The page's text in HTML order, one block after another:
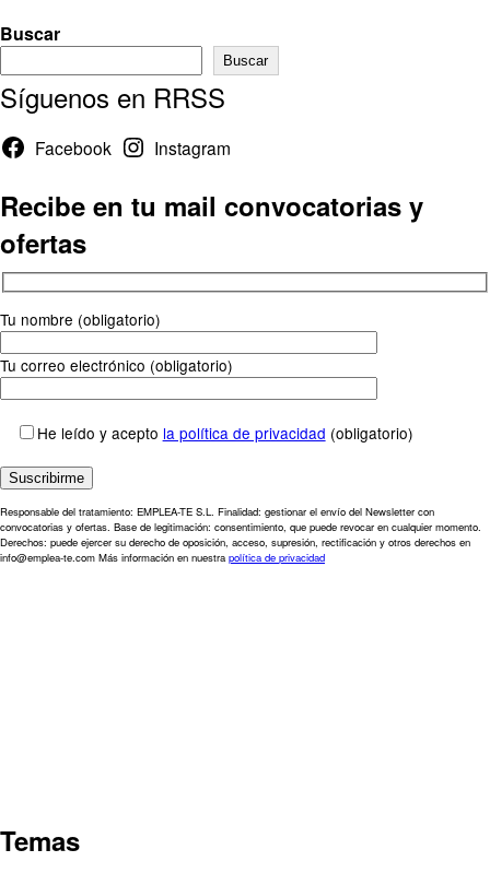
Buscar
Buscar
Síguenos en RRSS
Facebook Instagram
Recibe en tu mail convocatorias y
ofertas
Tu nombre (obligatorio)
Tu correo electrónico (obligatorio)
He leído y acepto la política de privacidad (obligatorio)
Responsable del tratamiento: EMPLEA-TE S.L. Finalidad: gestionar el envío del Newsletter con
convocatorias y ofertas. Base de legitimación: consentimiento, que puede revocar en cualquier momento.
Derechos: puede ejercer su derecho de oposición, acceso, supresión, rectificación y otros derechos en
info@emplea-te.com Más información en nuestra política de privacidad
Temas